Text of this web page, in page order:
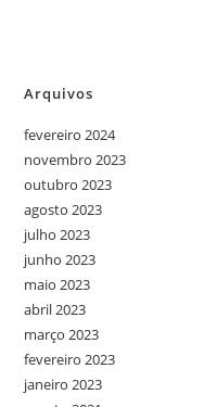
Arquivos
fevereiro 2024
novembro 2023
outubro 2023
agosto 2023
julho 2023
junho 2023
maio 2023
abril 2023
março 2023
fevereiro 2023
janeiro 2023